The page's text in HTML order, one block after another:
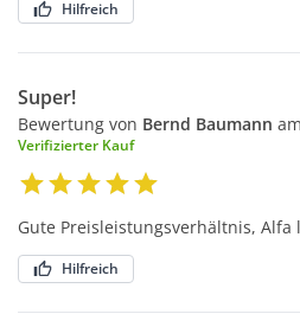
Hilfreich
Super!
Bewertung von Bernd Baumann am
Verifizierter Kauf
Gute Preisleistungsverhältnis,
Hilfreich